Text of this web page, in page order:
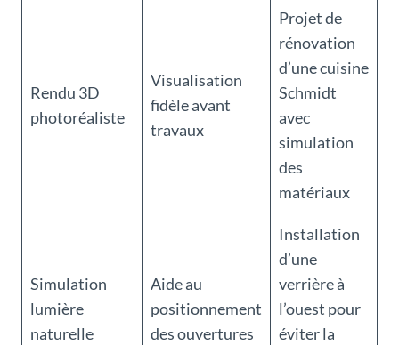
Rendu 3D
photoréaliste
Visualisation
fidèle avant
travaux
Projet de
rénovation
d’une cuisine
Schmidt
avec
simulation
des
matériaux
Simulation
lumière
naturelle
Aide au
positionnement
des ouvertures
Installation
d’une
verrière à
l’ouest pour
éviter la